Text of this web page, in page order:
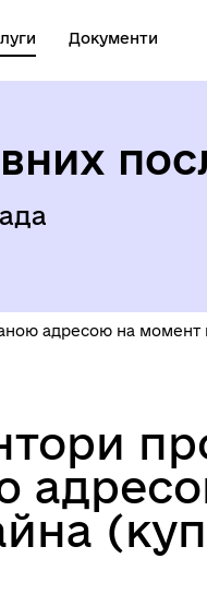
Документи
адресою на